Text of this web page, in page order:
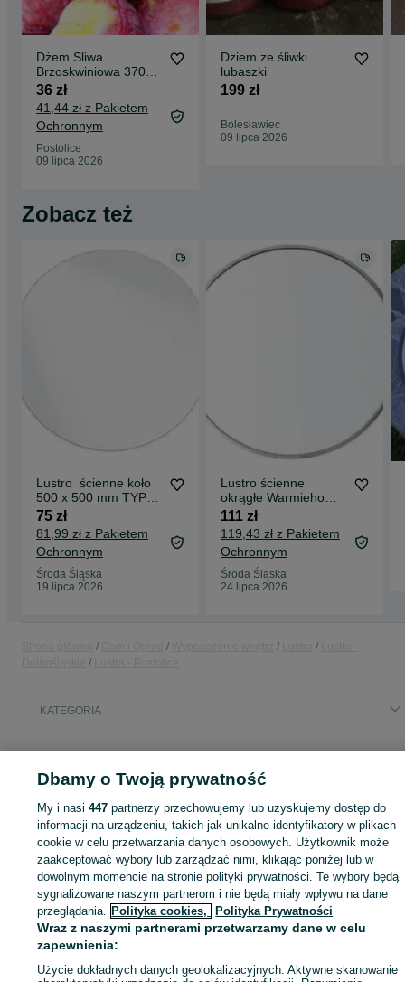
Dżem Sliwa
Brzoskwiniowa 370ml
x4
36 zł
41,44 zł z Pakietem
Ochronnym
Postolice
09 lipca 2026
Dziem ze śliwki
lubaszki
199 zł
Bolesławiec
09 lipca 2026
Zobacz też
Lustro ścienne koło
500 x 500 mm TYP
BEZRAMOWEu
75 zł
81,99 zł z Pakietem
Ochronnym
Środa Śląska
19 lipca 2026
Lustro ścienne
okrągłe Warmiehomy
SILVER 76cm
111 zł
119,43 zł z Pakietem
Ochronnym
Środa Śląska
24 lipca 2026
KATEGORIA
Zaloguj się lub załóż konto na OLX, aby skontaktować się z
sprzedającym
Zaloguj się / Załóż konto
Zadzwoń / SMS Wyślij wiadomość
Dbamy o Twoją prywatność
My i nasi447 partnerzy przechowujemy lub uzyskujemy dostęp do
informacji na urządzeniu, takich jak unikalne identyfikatory w plikach
cookie w celu przetwarzania danych osobowych. Użytkownik może
zaakceptować wybory lub zarządzać nimi, klikając poniżej lub w
dowolnym momencie na stronie polityki prywatności. Te wybory będą
sygnalizowane naszym partnerom i nie będą miały wpływu na dane
przeglądania. Polityka cookies, Polityka Prywatności
Wraz z naszymi partnerami przetwarzamy dane w celu
zapewnienia:
Użycie dokładnych danych geolokalizacyjnych. Aktywne skanowanie